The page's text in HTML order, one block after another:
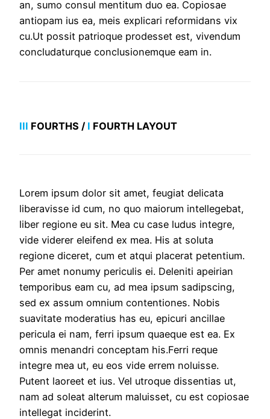
an, sumo consul mentitum duo ea. Copiosae
antiopam ius ea, meis explicari reformidans vix
cu.Ut possit patrioque prodesset est, vivendum
concludaturque conclusionemque eam in.
III FOURTHS / I FOURTH LAYOUT
Lorem ipsum dolor sit amet, feugiat delicata
liberavisse id cum, no quo maiorum intellegebat,
liber regione eu sit. Mea cu case ludus integre,
vide viderer eleifend ex mea. His at soluta
regione diceret, cum et atqui placerat petentium.
Per amet nonumy periculis ei. Deleniti apeirian
temporibus eam cu, ad mea ipsum sadipscing,
sed ex assum omnium contentiones. Nobis
suavitate moderatius has eu, epicuri ancillae
pericula ei nam, ferri ipsum quaeque est ea. Ex
omnis menandri conceptam his.Ferri reque
integre mea ut, eu eos vide errem noluisse.
Putent laoreet et ius. Vel utroque dissentias ut,
nam ad soleat alterum maluisset, cu est copiosae
intellegat inciderint.